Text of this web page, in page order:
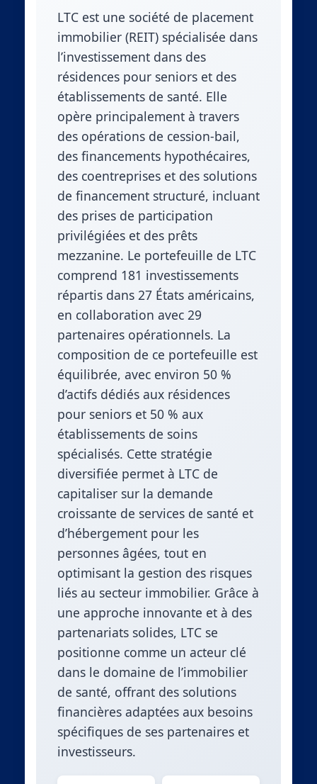
LTC est une société de placement
immobilier (REIT) spécialisée dans
l’investissement dans des
résidences pour seniors et des
établissements de santé. Elle
opère principalement à travers
des opérations de cession-bail,
des financements hypothécaires,
des coentreprises et des solutions
de financement structuré, incluant
des prises de participation
privilégiées et des prêts
mezzanine. Le portefeuille de LTC
comprend 181 investissements
répartis dans 27 États américains,
en collaboration avec 29
partenaires opérationnels. La
composition de ce portefeuille est
équilibrée, avec environ 50 %
d’actifs dédiés aux résidences
pour seniors et 50 % aux
établissements de soins
spécialisés. Cette stratégie
diversifiée permet à LTC de
capitaliser sur la demande
croissante de services de santé et
d’hébergement pour les
personnes âgées, tout en
optimisant la gestion des risques
liés au secteur immobilier. Grâce à
une approche innovante et à des
partenariats solides, LTC se
positionne comme un acteur clé
dans le domaine de l’immobilier
de santé, offrant des solutions
financières adaptées aux besoins
spécifiques de ses partenaires et
investisseurs.